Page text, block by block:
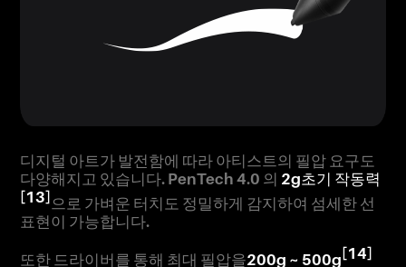
디지털 아트가 발전함에 따라 아티스트의 필압 요구도
다양해지고 있습니다. PenTech 4.0 의 2g초기 작동력
[13] 으로 가벼운 터치도 정밀하게 감지하여 섬세한 선
표현이 가능합니다.
또한 드라이버를 통해 최대 필압을200g ~ 500g [14]